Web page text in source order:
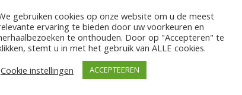
gemeenteraadsvergadering.
,Hardenberg,Nedersaksenlijn,spoor
gebruiken cookies op onze website om u de meest
ervaring te bieden door uw voorkeuren en
te onthouden. Door op "Accepteren" te
stemt u in met het gebruik van ALLE cookies.
Cookie instellingen
ACCEPTEEREN